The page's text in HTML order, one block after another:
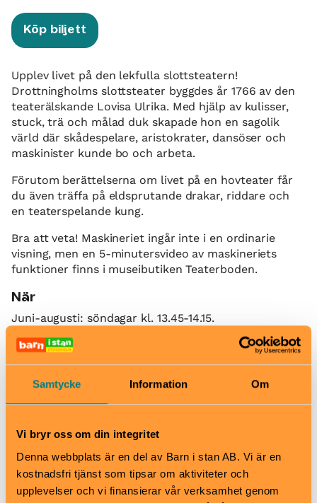
Samtycke Information Om
Vi bryr oss om din integritet
Denna webbplats är en del av Barn i stan AB. Vi är en
kostnadsfri tjänst som tipsar om aktiviteter och
upplevelser och vi finansierar vår verksamhet genom
Köp biljett
Upplev livet på den lekfulla slottsteatern!
Drottningholms slottsteater byggdes år 1766 av den
teaterälskande Lovisa Ulrika. Med hjälp av kulisser,
stuck, trä och målad duk skapade hon en sagolik
värld där skådespelare, aristokrater, dansöser och
maskinister kunde bo och arbeta.
Förutom berättelserna om livet på en hovteater får
du även träffa på eldsprutande drakar, riddare och
en teaterspelande kung.
Bra att veta! Maskineriet ingår inte i en ordinarie
visning, men en 5-minutersvideo av maskineriets
funktioner finns i museibutiken Teaterboden.
När
Juni-augusti: söndagar kl. 13.45-14.15.
Pris
6 år).
Bra att veta
Hiss och ramper
Kafé
Restaurang
Skötbord